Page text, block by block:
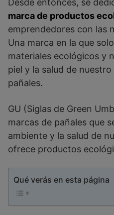
Desde entonces, se
marca de productos
emprendedores con las
Una marca en la que
materiales ecológicos y
piel y la salud de
pañales.
GU (Siglas de Green
marcas de pañales que
ambiente y la salud de
ofrece productos
Qué verás en esta página